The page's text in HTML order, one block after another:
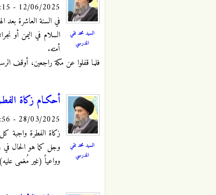
السيد محمد تقي
المدرسي
12/06/2025 - 13:15
في السنة العاشرة بعد
السلام في اليمن أو
أمته.
فلما قفلوا عن مكة راجعين، أوقف
السيد محمد تقي
المدرسي
أحكـام زكاة
28/03/2025 - 17:56
زكاة الفطرة واجبة
وجل كما هو الحال في
وواعياً (غير مُغمى